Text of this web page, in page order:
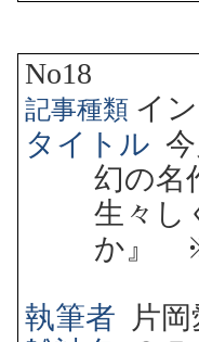
No18
記事種類 イ
タイトル
幻の名
生々し
か』
執筆者
片